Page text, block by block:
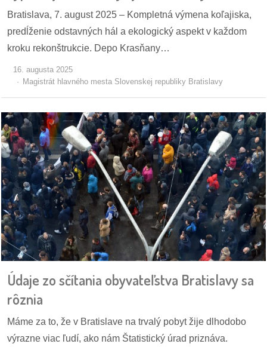
videá
vychádzky
/
knihy
/
výstavy
o
nás
podpora
podporte
nás
podporili
autorské
Bratislava, 7. august 2025 – Kompletná výmena koľajiska,
predĺženie odstavných hál a ekologický aspekt v každom
kroku rekonštrukcie. Depo Krasňany…
16. augusta 2025
Magistrát hlavného mesta Slovenskej republiky Bratislavy
Údaje zo sčítania obyvateľstva Bratislavy sa
rôznia
Máme za to, že v Bratislave na trvalý pobyt žije dlhodobo
výrazne viac ľudí, ako nám Štatistický úrad priznáva.